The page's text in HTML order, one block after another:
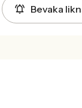
Bevaka